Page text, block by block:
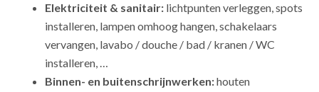
Elektriciteit & sanitair: lichtpunten verleggen, spots
installeren, lampen omhoog hangen, schakelaars
vervangen, lavabo / douche / bad / kranen / WC
installeren, …
Binnen- en buitenschrijnwerken:houten